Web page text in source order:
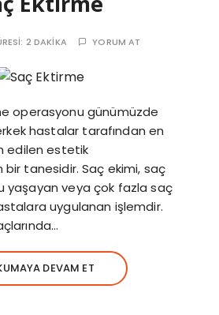
2 DAKIKA YORUM AT
operasyonu günümüzde
hastalar tarafından en
edilen estetik
tanesidir. Saç ekimi, saç
yaşayan veya çok fazla saç
uygulanan işlemdir.
DEVAM ET